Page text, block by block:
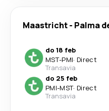
Maastricht- Palma
do 18 feb
MST-PMI· Direct
Transavia
do 25 feb
PMI-MST· Direct
Transavia